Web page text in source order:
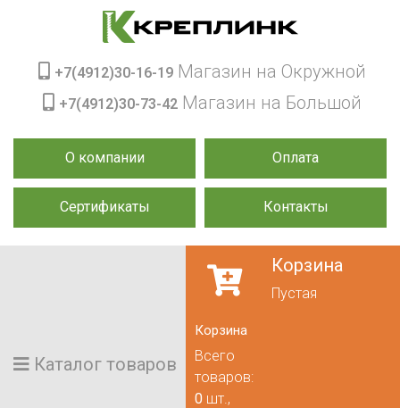
О компании Оплата
Сертификаты Контакты
+7(4912)30-16-19 Магазин на Окружной
+7(4912)30-73-42 Магазин на Большой
Каталог товаров
Корзина
Пустая
Корзина
Всего
товаров:
0 шт.,